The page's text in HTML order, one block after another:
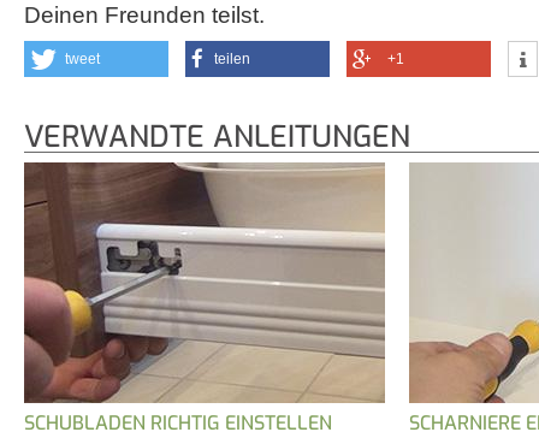
Deinen Freunden teilst.
tweet teilen +1
VERWANDTE ANLEITUNGEN
SCHUBLADEN RICHTIG EINSTELLEN SCHARNIERE